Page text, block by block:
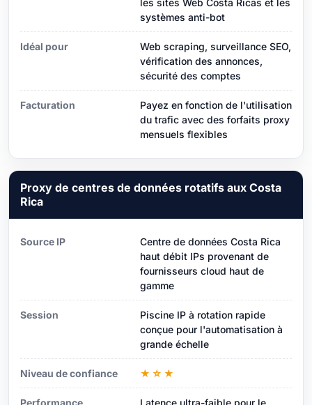
systèmes anti-bot
Idéal pour
Web scraping, surveillance SEO,
vérification des annonces,
sécurité des comptes
Facturation
Payez en fonction de l'utilisation
du trafic avec des forfaits proxy
mensuels flexibles
Proxy de centres de données rotatifs aux Costa
Rica
Source IP
Centre de données Costa Rica
haut débit IPs provenant de
fournisseurs cloud haut de
gamme
Session
Piscine IP à rotation rapide
conçue pour l'automatisation à
grande échelle
Niveau de confiance ★☆★
Performance Latence ultra-faible pour le